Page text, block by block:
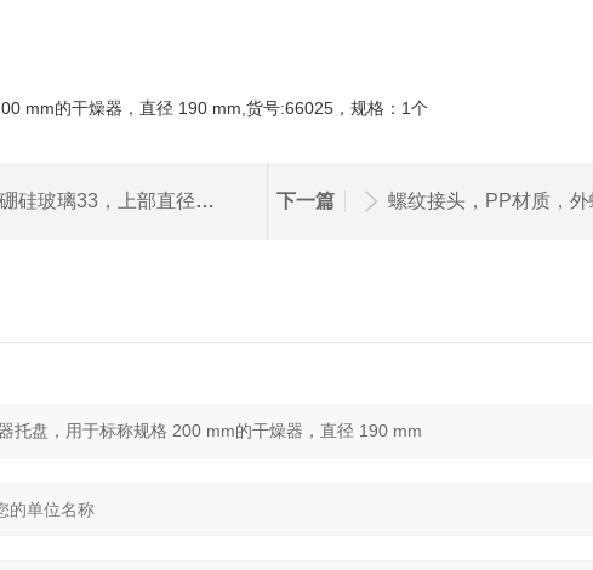
mm的干燥器，直径 190 mm,货号:66025，规格：1个
，上部直径70 mm, 下部直径20 mm 下一篇 螺纹接头，PP材质，外螺口规格GL